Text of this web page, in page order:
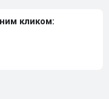
кликом: